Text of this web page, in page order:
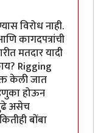
चंद्रसूर्यकुमार
विरोध नाही.
कागदपत्रांची
मतदार यादी
Rigging
केली जात
होऊन
असेच
बोंबा